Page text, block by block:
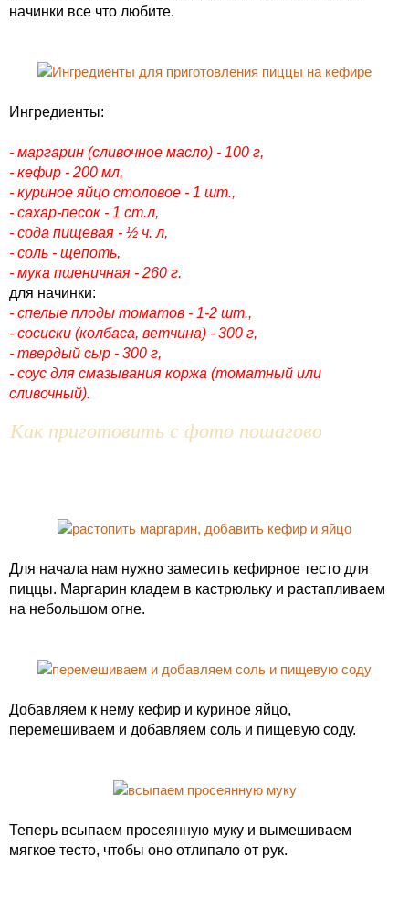
начинки все что любите.
Ингредиенты:
- маргарин (сливочное масло) - 100 г,
- кефир - 200 мл,
- куриное яйцо столовое - 1 шт.,
- сахар-песок - 1 ст.л,
- сода пищевая - ½ ч. л,
- соль - щепоть,
- мука пшеничная - 260 г.
для начинки:
- спелые плоды томатов - 1-2 шт.,
- сосиски (колбаса, ветчина) - 300 г,
- твердый сыр - 300 г,
- соус для смазывания коржа (томатный или
сливочный).
Как приготовить с фото пошагово
Для начала нам нужно замесить кефирное тесто для
пиццы. Маргарин кладем в кастрюльку и растапливаем
на небольшом огне.
Добавляем к нему кефир и куриное яйцо,
перемешиваем и добавляем соль и пищевую соду.
Теперь всыпаем просеянную муку и вымешиваем
мягкое тесто, чтобы оно отлипало от рук.